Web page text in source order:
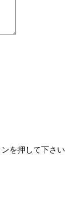
を押して下さい